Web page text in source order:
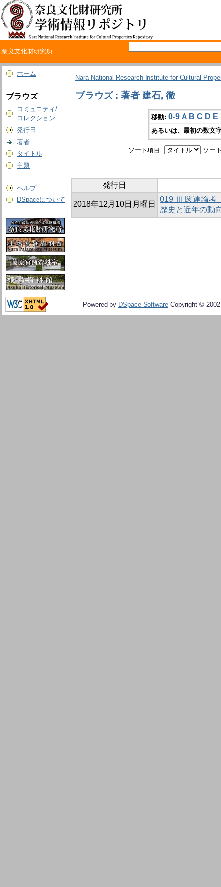
奈良文化財研究所
ホーム
ブラウズ
コミュニティ/
コレクション
発行日
著者
タイトル
主題
ヘルプ
DSpaceについて
Nara National Research Institute for Cultural
ブラウズ : 著者 建石, 徹
移動: 0-9 A B C D E
あるいは、最初の数文
ソート項目: ソー
発行日
2018年12月10日月曜日
019 Ⅲ 関連論考
歴史と近年の動
Powered by DSpace Software Copyright ©